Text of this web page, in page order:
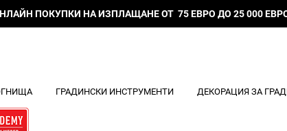
ПОКУПКИ НА ИЗПЛАЩАНЕ ОТ 75 ЕВРО ДО 25 000
ГРАДИНСКИ ИНСТРУМЕНТИ ДЕКОРАЦИЯ ЗА